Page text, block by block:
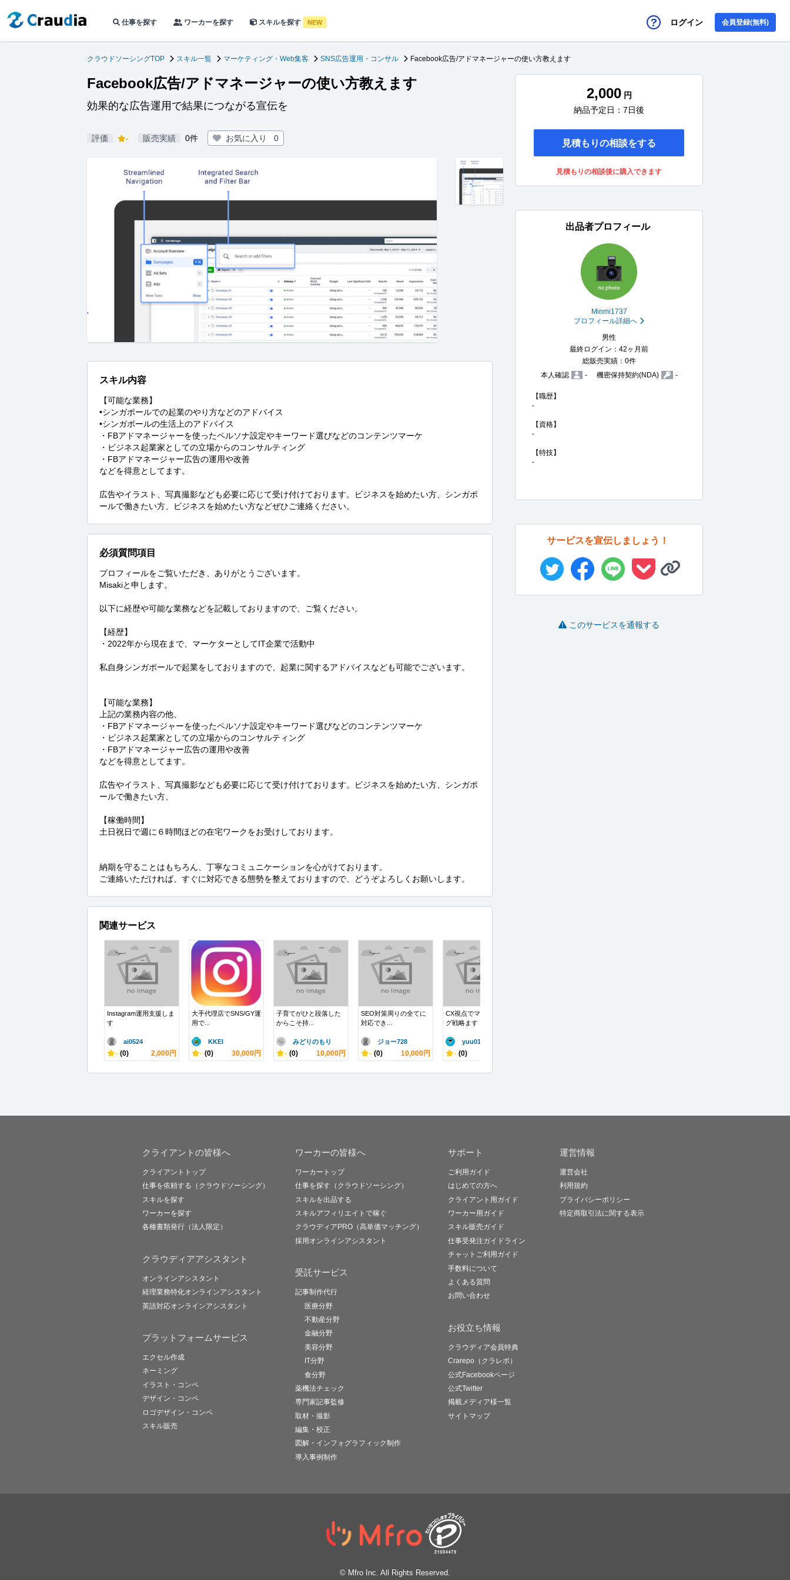
仕事を探す ワーカーを探す スキルを探す NEW ログイン 会員登録(無料)
クラウドソーシングTOP スキル一覧 マーケティング・Web集客 SNS広告運用・コンサル Facebook広告/アドマネージャーの使い方教えます
Facebook広告/アドマネージャーの使い方教えます
効果的な広告運用で結果につながる宣伝を
評価 - 販売実績 0件 お気に入り 0
スキル内容
【可能な業務】
•シンガポールでの起業のやり方などのアドバイス
•シンガポールの生活上のアドバイス
・FBアドマネージャーを使ったペルソナ設定やキーワード選びなどのコンテンツマーケ
・ビジネス起業家としての立場からのコンサルティング
・FBアドマネージャー広告の運用や改善
などを得意としてます。
広告やイラスト、写真撮影なども必要に応じて受け付けております。ビジネスを始めたい方、シンガポ
ールで働きたい方、ビジネスを始めたい方などぜひご連絡ください。
必須質問項目
プロフィールをご覧いただき、ありがとうございます。
Misakiと申します。
以下に経歴や可能な業務などを記載しておりますので、ご覧ください。
【経歴】
・2022年から現在まで、マーケターとしてIT企業で活動中
私自身シンガポールで起業をしておりますので、起業に関するアドバイスなども可能でございます。
【可能な業務】
上記の業務内容の他、
・FBアドマネージャーを使ったペルソナ設定やキーワード選びなどのコンテンツマーケ
・ビジネス起業家としての立場からのコンサルティング
・FBアドマネージャー広告の運用や改善
などを得意としてます。
広告やイラスト、写真撮影なども必要に応じて受け付けております。ビジネスを始めたい方、シンガポ
ールで働きたい方、
【稼働時間】
土日祝日で週に６時間ほどの在宅ワークをお受けしております。
納期を守ることはもちろん、丁寧なコミュニケーションを心がけております。
ご連絡いただければ、すぐに対応できる態勢を整えておりますので、どうぞよろしくお願いします。
関連サービス
Instagram運用支援しま
す
ai0524
- (0) 2,000円
大手代理店でSNS/GY運
用で...
KKEI
- (0) 30,000円
子育てがひと段落した
からこそ持...
みどりのもり
- (0) 10,000円
SEO対策周りの全てに
対応でき...
ジョー728
- (0) 10,000円
CX視点でマーケティン
グ戦略ます
yuu01
- (0)
2,000 円
納品予定日：7日後
見積もりの相談をする
見積もりの相談後に購入できます
出品者プロフィール
Minmi1737
プロフィール詳細へ
男性
最終ログイン：42ヶ月前
総販売実績：0件
本人確認
- 機密保持契約(NDA) -
【職歴】
-
【資格】
-
【特技】
-
サービスを宣伝しましょう！
このサービスを通報する
クライアントの皆様へ
クライアントトップ
仕事を依頼する（クラウドソーシング）
スキルを探す
ワーカーを探す
各種書類発行（法人限定）
クラウディアアシスタント
オンラインアシスタント
経理業務特化オンラインアシスタント
英語対応オンラインアシスタント
プラットフォームサービス
エクセル作成
ネーミング
イラスト・コンペ
デザイン・コンペ
ロゴデザイン・コンペ
スキル販売
ワーカーの皆様へ
ワーカートップ
仕事を探す（クラウドソーシング）
スキルを出品する
スキルアフィリエイトで稼ぐ
クラウディアPRO（高単価マッチング）
採用オンラインアシスタント
受託サービス
記事制作代行
医療分野
不動産分野
金融分野
美容分野
IT分野
食分野
薬機法チェック
専門家記事監修
取材・撮影
編集・校正
図解・インフォグラフィック制作
導入事例制作
サポート
ご利用ガイド
はじめての方へ
クライアント用ガイド
ワーカー用ガイド
スキル販売ガイド
仕事受発注ガイドライン
チャットご利用ガイド
手数料について
よくある質問
お問い合わせ
お役立ち情報
クラウディア会員特典
Crarepo（クラレポ）
公式Facebookページ
公式Twitter
掲載メディア様一覧
サイトマップ
運営情報
運営会社
利用規約
プライバシーポリシー
特定商取引法に関する表示
© Mfro Inc. All Rights Reserved.